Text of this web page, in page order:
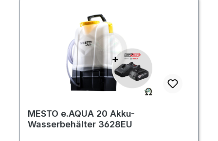
MESTO e.AQUA 20 Akku-
Wasserbehälter 3628EU